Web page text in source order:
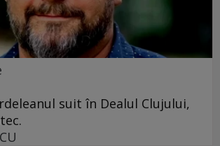
suit în Dealul Clujului,